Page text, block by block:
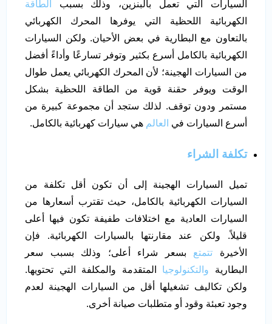
السيارات التي تعمل بالبنزين، وذلك بسبب
الطاقة
الكهربائية اللحظية التي يوفرها المحرك الكهربائي
بالتعاون مع البطارية في بعض الأحيان. ولكن السيارات
الكهربائية بالكامل أسرع بكثير وتوفر تسارعًا وأداءً أفضل
من السيارات الهجينة؛ لأن المحرك الكهربائي يعمل طوال
الوقت ويوفر حقنة قوية من الطاقة اللحظية بشكل
مستمر ودون توقف. لذلك ستجد أن مجموعة كبيرة من
أسرع السيارات في العالم هي سيارات كهربائية بالكامل.
تكلفة الشراء
تميل السيارات الهجينة إلى أن تكون أقل تكلفة من
السيارات الكهربائية بالكامل، حيث تقترب أسعارها من
السيارات العادية مع اختلافات طفيفة تكون فيها أعلى
قليلاً. ولكن عند مقارنتها بالسيارات الكهربائية. فإن
الأخيرة تتمتع بسعر شراء أعلى؛ وذلك بسبب سعر
البطارية والتكنولوجيا المتقدمة والمكلفة التي تحتويها.
ولكن تكاليف تشغيلها أقل من السيارات الهجينة لعدم
وجود تعبئة وقود أو متطلبات صيانة أخرى.